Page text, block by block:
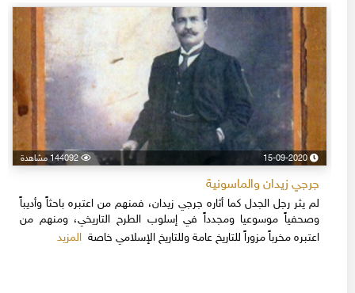
15-09-2020 144092 مشاهدة
جرجي زيدان والماسونية
لم يثر رجل الجدل كما أثاره جرجي زيدان، فمنهم من اعتبره باحثاً وأديباً
وصحفياً موسوعيا ومجدداً في إسلوب الطرح التاريخي، ومنهم من
اعتبره مخرباً مزوراً للتاريخ عامة وللتاريخ الإسلامي خاصةالمزيد